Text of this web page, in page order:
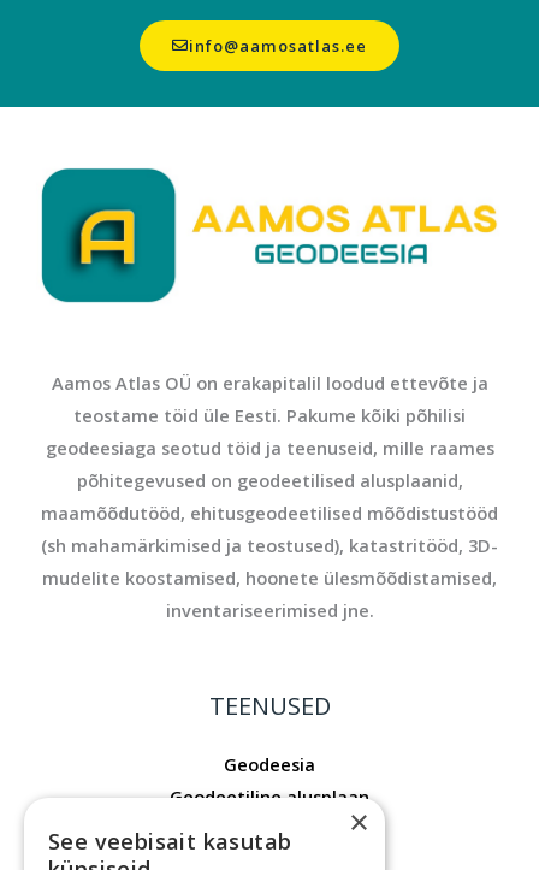
info@aamosatlas.ee
Aamos Atlas OÜ on erakapitalil loodud ettevõte ja
teostame töid üle Eesti. Pakume kõiki põhilisi
geodeesiaga seotud töid ja teenuseid, mille raames
põhitegevused on geodeetilised alusplaanid,
maamõõdutööd, ehitusgeodeetilised mõõdistustööd
(sh mahamärkimised ja teostused), katastritööd, 3D-
mudelite koostamised, hoonete ülesmõõdistamised,
inventariseerimised jne.
TEENUSED
Geodeesia
Geodeetiline alusplaan
Mõõdistusprojekt
×
See veebisait kasutab